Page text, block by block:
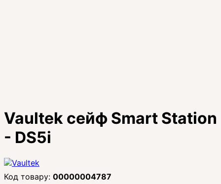
Vaultek сейф Smart Station
- DS5i
00000004787